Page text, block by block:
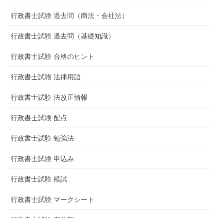
行政書士試験 過去問（商法・会社法）
行政書士試験 過去問（基礎知識）
行政書士試験 合格のヒント
行政書士試験 法律用語
行政書士試験 法改正情報
行政書士試験 配点
行政書士試験 勉強法
行政書士試験 申込み
行政書士試験 模試
行政書士試験 マークシート